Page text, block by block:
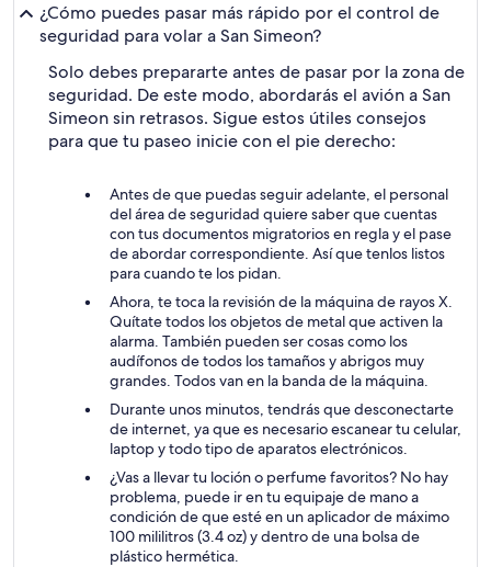
¿Cómo puedes pasar más rápido por el control de
seguridad para volar a San Simeon?
Solo debes prepararte antes de pasar por la zona de
seguridad. De este modo, abordarás el avión a San
Simeon sin retrasos. Sigue estos útiles consejos
para que tu paseo inicie con el pie derecho:
Antes de que puedas seguir adelante, el personal
del área de seguridad quiere saber que cuentas
con tus documentos migratorios en regla y el pase
de abordar correspondiente. Así que tenlos listos
para cuando te los pidan.
Ahora, te toca la revisión de la máquina de rayos X.
Quítate todos los objetos de metal que activen la
alarma. También pueden ser cosas como los
audífonos de todos los tamaños y abrigos muy
grandes. Todos van en la banda de la máquina.
Durante unos minutos, tendrás que desconectarte
de internet, ya que es necesario escanear tu celular,
laptop y todo tipo de aparatos electrónicos.
¿Vas a llevar tu loción o perfume favoritos? No hay
problema, puede ir en tu equipaje de mano a
condición de que esté en un aplicador de máximo
100 mililitros (3.4 oz) y dentro de una bolsa de
plástico hermética.